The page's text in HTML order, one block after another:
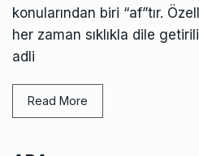
konularından biri “af”tır.
her zaman sıklıkla dile
adli
Read More